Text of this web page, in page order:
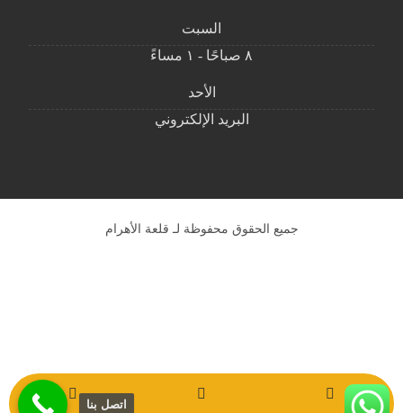
السبت
٨ صباحًا - ١ مساءً
الأحد
البريد الإلكتروني
جميع الحقوق محفوظة لـ قلعة الأهرام
اتصل بنا